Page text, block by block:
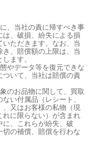
、当社の責に帰すべき事
、破損、紛失による損
ただきます。なお、当
、賠償額の上限は、当
ます。
やデータ等を復元できな
いて、当社は賠償の責
のお品物に関して、買取
い付属品（レシート、
又はお客様の私物（現
に限らない）が含まれ
、これらが紛失、破
の補償、賠償を行わな